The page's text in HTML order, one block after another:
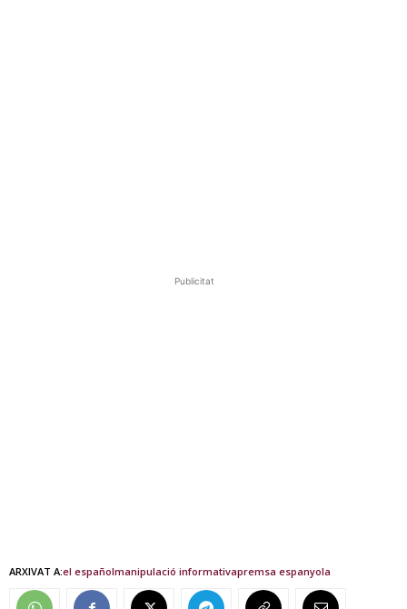
Publicitat
ARXIVAT A:el españolmanipulació informativapremsa espanyola